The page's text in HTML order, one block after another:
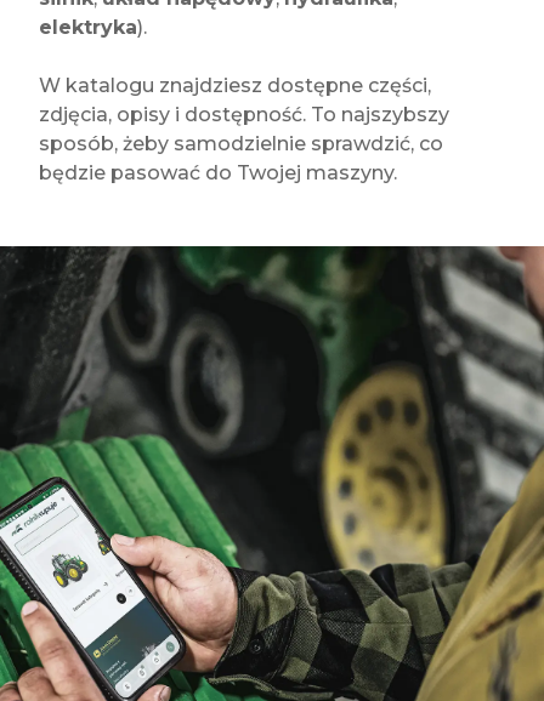
elektryka).
W katalogu znajdziesz dostępne części,
zdjęcia, opisy i dostępność. To najszybszy
sposób, żeby samodzielnie sprawdzić, co
będzie pasować do Twojej maszyny.